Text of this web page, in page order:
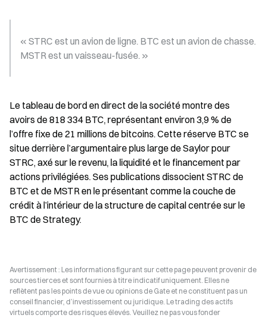
« STRC est un avion de ligne. BTC est un avion de chasse.
MSTR est un vaisseau-fusée. »
Le tableau de bord en direct de la société montre des
avoirs de 818 334 BTC, représentant environ 3,9 % de
l’offre fixe de 21 millions de bitcoins. Cette réserve BTC se
situe derrière l’argumentaire plus large de Saylor pour
STRC, axé sur le revenu, la liquidité et le financement par
actions privilégiées. Ses publications dissocient STRC de
BTC et de MSTR en le présentant comme la couche de
crédit à l’intérieur de la structure de capital centrée sur le
BTC de Strategy.
Avertissement : Les informations figurant sur cette page peuvent provenir de
sources tierces et sont fournies à titre indicatif uniquement. Elles ne
reflètent pas les points de vue ou opinions de Gate et ne constituent pas un
conseil financier, d’investissement ou juridique. Le trading des actifs
virtuels comporte des risques élevés. Veuillez ne pas vous fonder